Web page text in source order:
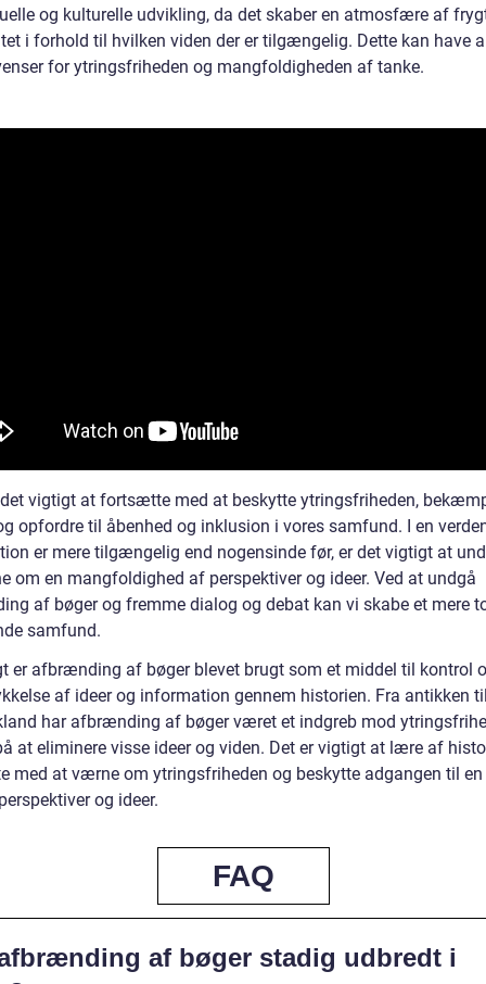
og kulturelle udvikling, da det skaber en atmosfære af
i forhold til hvilken viden der er tilgængelig. Dette kan have
for ytringsfriheden og mangfoldigheden af tanke.
vigtigt at fortsætte med at beskytte ytringsfriheden,
opfordre til åbenhed og inklusion i vores samfund. I en
er mere tilgængelig end nogensinde før, er det vigtigt at
om en mangfoldighed af perspektiver og ideer. Ved at undgå
af bøger og fremme dialog og debat kan vi skabe et mere
samfund.
er afbrænding af bøger blevet brugt som et middel til kontrol
af ideer og information gennem historien. Fra antikken
har afbrænding af bøger været et indgreb mod
at eliminere visse ideer og viden. Det er vigtigt at lære af
med at værne om ytringsfriheden og beskytte adgangen til en
og ideer.
FAQ
af bøger stadig udbredt i